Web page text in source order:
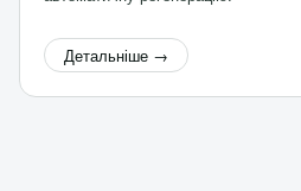
Детальніше →